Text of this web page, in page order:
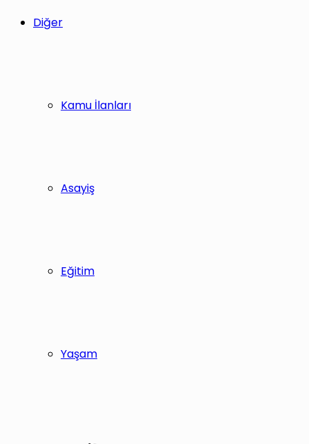
Diğer
Kamu İlanları
Asayiş
Eğitim
Yaşam